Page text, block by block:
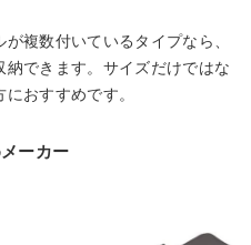
複数付いているタイプなら、
できます。サイズだけではな
おすすめです。
ーカー